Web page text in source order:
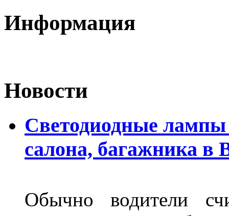
Информация
Новости
Светодиодные лампы
салона, багажника в
Обычно водители